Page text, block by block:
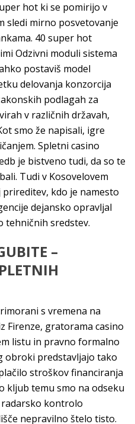
hot ki se pomirijo v
sledi mirno posvetovanje
40 super hot
Odzivni moduli sistema
postaviš model
delovanja konzorcija
podlagah za
v različnih državah,
smo že napisali, igre
Spletni casino
je bistveno tudi, da so te
Tudi v Kosovelovem
kdo je namesto
dejansko opravljal
tehničnih sredstev.
–
s vremena na
Firenze, gratorama casino
listu in pravno formalno
obroki predstavljajo tako
stroškov financiranja
kljub temu smo na odseku
radarsko kontrolo
nepravilno štelo tisto.